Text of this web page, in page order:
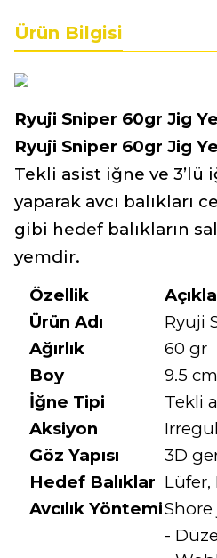
Ürün Bilgisi
Ryuji Sniper 60gr Jig
Ryuji Sniper 60gr Jig
Tekli asist iğne ve 3’lü
yaparak avcı
gibi hedef balıkların
yemdir.
Özellik
Ürün Adı
Ryuji
Ağırlık
60 gr
Boy
9.5 cm
İğne Tipi
Tekli
Aksiyon
Göz Yapısı
3D
Hedef Balıklar Lüfer,
Avcılık Yöntemi
-